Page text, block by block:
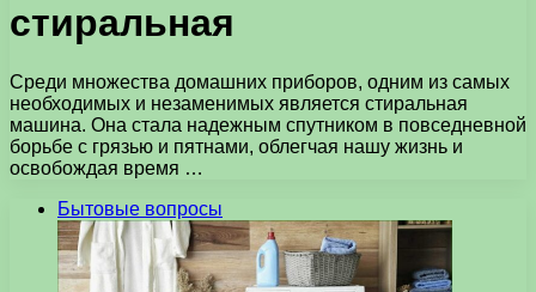
стиральная
Среди множества домашних приборов, одним из самых
необходимых и незаменимых является стиральная
машина. Она стала надежным спутником в повседневной
борьбе с грязью и пятнами, облегчая нашу жизнь и
освобождая время …
Бытовые вопросы